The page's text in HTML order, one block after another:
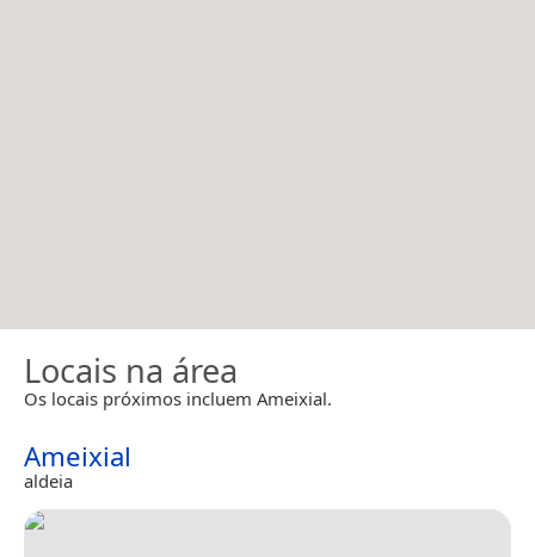
Locais na área
Os locais próximos incluem Ameixial.
Ameixial
aldeia